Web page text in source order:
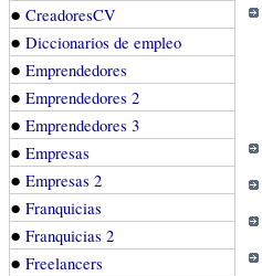
● CreadoresCV
● Diccionarios de empleo
● Emprendedores
● Emprendedores 2
● Emprendedores 3
● Empresas
● Empresas 2
● Franquicias
● Franquicias 2
● Freelancers